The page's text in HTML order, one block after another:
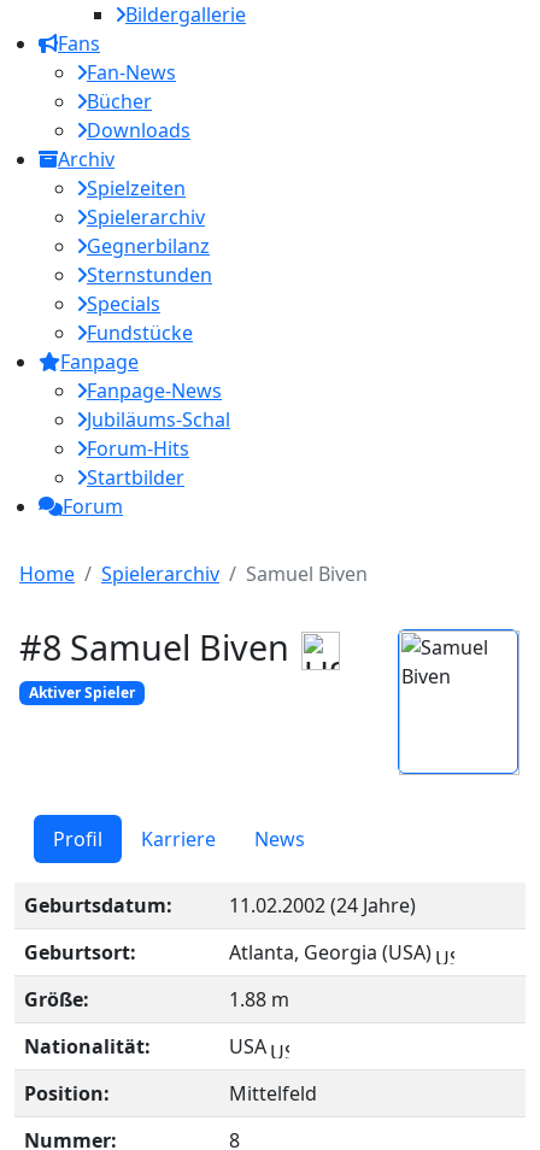
Bildergallerie
Fans
Fan-News
Bücher
Downloads
Archiv
Spielzeiten
Spielerarchiv
Gegnerbilanz
Sternstunden
Specials
Fundstücke
Fanpage
Fanpage-News
Jubiläums-Schal
Forum-Hits
Startbilder
Forum
Home Spielerarchiv Samuel Biven
#8 Samuel Biven
Aktiver Spieler
Profil Karriere News
Geburtsdatum:
11.02.2002 (24 Jahre)
Geburtsort:
Atlanta, Georgia (USA)
Größe:
1.88 m
Nationalität:
USA
Position:
Mittelfeld
Nummer:
8